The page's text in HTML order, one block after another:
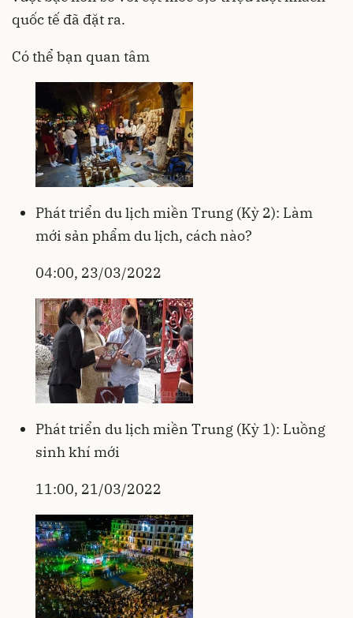
quốc tế đã đặt ra.
Có thể bạn quan tâm
Phát triển du lịch miền Trung (Kỳ 2): Làm
mới sản phẩm du lịch, cách nào?
04:00, 23/03/2022
Phát triển du lịch miền Trung (Kỳ 1): Luồng
sinh khí mới
11:00, 21/03/2022